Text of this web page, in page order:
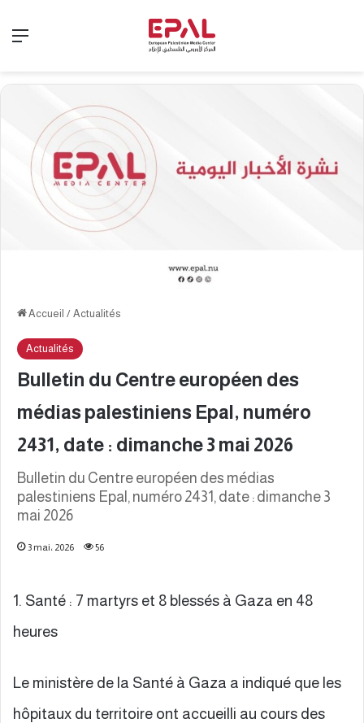
Accueil / Actualités
Actualités
Bulletin du Centre européen des
médias palestiniens Epal, numéro
2431, date : dimanche 3 mai 2026
Bulletin du Centre européen des médias
palestiniens Epal, numéro 2431, date : dimanche 3
mai 2026
3 mai، 2026 56
1. Santé : 7 martyrs et 8 blessés à Gaza en 48
heures
Le ministère de la Santé à Gaza a indiqué que les
hôpitaux du territoire ont accueilli au cours des